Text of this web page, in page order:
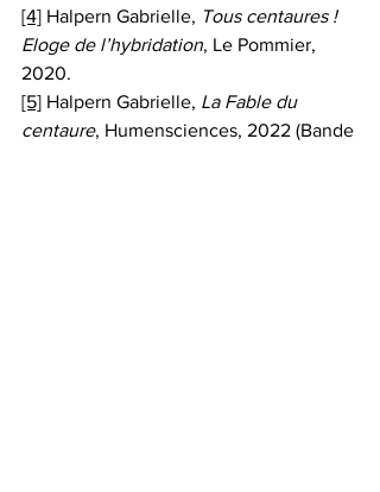
[4] Halpern Gabrielle, Tous centaures !
Eloge de l’hybridation, Le Pommier,
2020.
[5] Halpern Gabrielle, La Fable du
centaure, Humensciences, 2022 (Bande